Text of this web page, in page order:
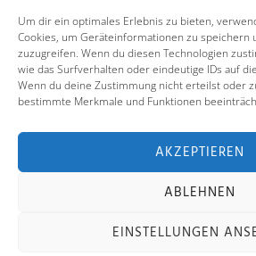
Um dir ein optimales Erlebnis zu bieten,
Cookies, um Geräteinformationen zu speichern
zuzugreifen. Wenn du diesen Technologien
wie das Surfverhalten oder eindeutige IDs auf
Wenn du deine Zustimmung nicht erteilst oder
bestimmte Merkmale und Funktionen
AKZEPTIEREN
ABLEHNEN
EINSTELLUNGEN
Soziale Medien
Facebook
Instagram
Datenschutz